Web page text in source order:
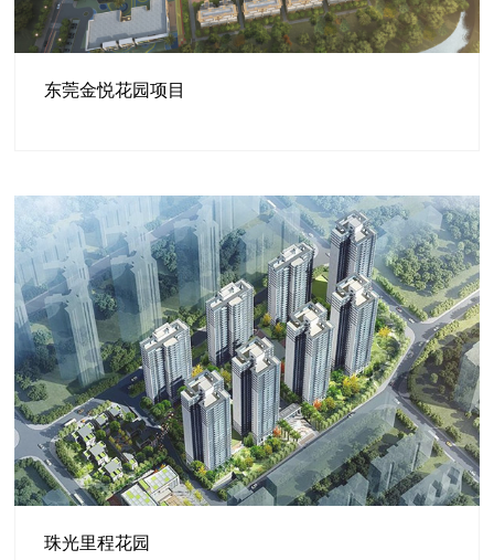
东莞金悦花园项目
珠光里程花园